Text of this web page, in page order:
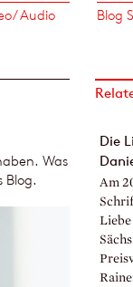
Audio
Was
Blog.
Die
Am